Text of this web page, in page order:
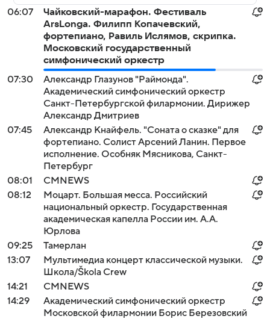
06:07
Чайковский-марафон. Фестиваль
ArsLonga. Филипп Копачевский,
фортепиано, Равиль Ислямов, скрипка.
Московский государственный
симфонический оркестр
07:30
Александр Глазунов "Раймонда".
Академический симфонический оркестр
Санкт-Петербургской филармонии. Дирижер
Александр Дмитриев
07:45
Александр Кнайфель. "Соната о сказке" для
фортепиано. Солист Арсений Ланин. Первое
исполнение. Особняк Мясникова, Санкт-
Петербург
08:01
СМNEWS
08:12
Моцарт. Большая месса. Российский
национальный оркестр. Государственная
академическая капелла России им. А.А.
Юрлова
09:25
Тамерлан
13:07
Мультимедиа концерт классической музыки.
Школа/Škola Crew
14:21
СМNEWS
14:29
Академический симфонический оркестр
Московской филармонии Борис Березовский